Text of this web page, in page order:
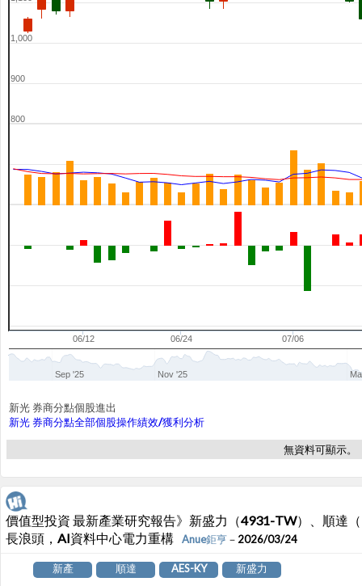
06/12 06/24 07/06
800
900
1,000
Sep '25 Nov '25
新光 券商分點個股進出
新光 券商分點全部個股操作績效/獲利分析
無資料可顯示。
價值型投資 最新產業研究報告》新盛力（4931-TW）、順達
長浪頭，AI資料中心電力重構
Anue鉅亨－2026/03/24
新產 順達 AES-KY 新盛力